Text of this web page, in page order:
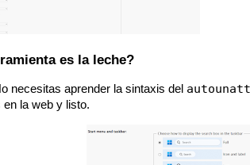
es la leche?
necesitas aprender la sintaxis del
la web y listo.